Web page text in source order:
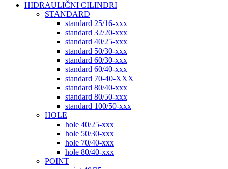
HIDRAULIČNI CILINDRI
STANDARD
standard 25/16-xxx
standard 32/20-xxx
standard 40/25-xxx
standard 50/30-xxx
standard 60/30-xxx
standard 60/40-xxx
standard 70-40-XXX
standard 80/40-xxx
standard 80/50-xxx
standard 100/50-xxx
HOLE
hole 40/25-xxx
hole 50/30-xxx
hole 70/40-xxx
hole 80/40-xxx
POINT